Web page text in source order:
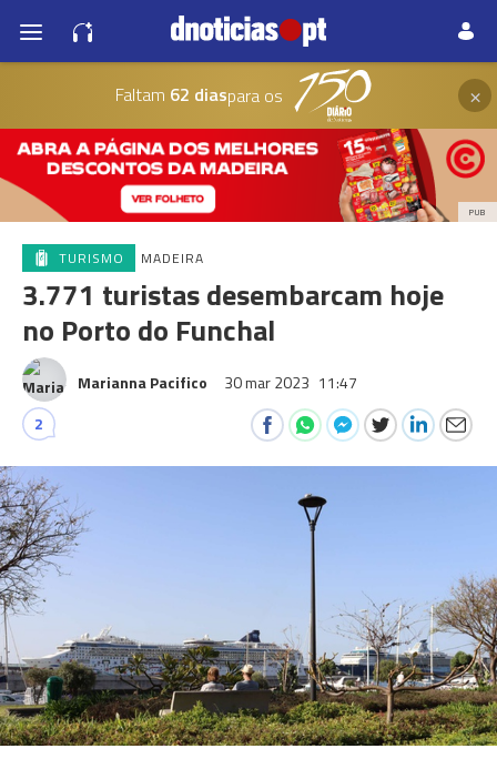
Faltam 62 diaspara os ×
PUB
TURISMO MADEIRA
3.771 turistas desembarcam hoje
no Porto do Funchal
Marianna Pacifico 30 mar 2023 11:47
2